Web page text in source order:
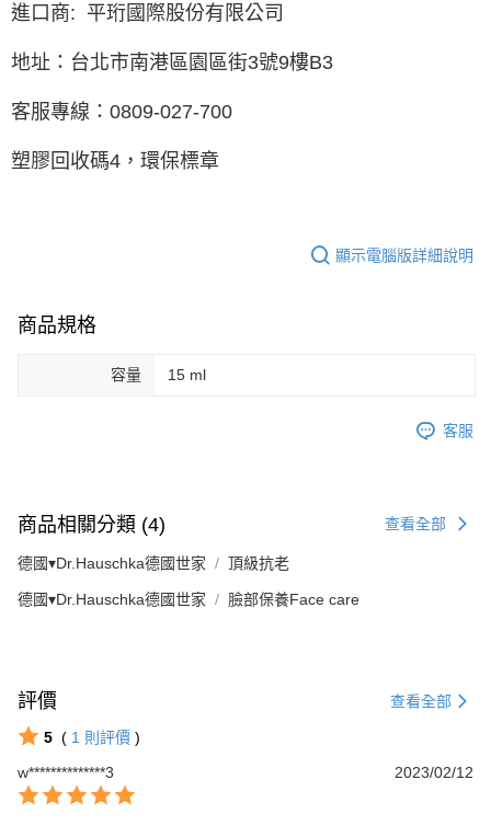
進口商: 平珩國際股份有限公司
地址： 台北市南港區園區街3號9樓B3
客服專線：0809-027-700
塑膠回收碼4，環保標章
顯示電腦版詳細說明
商品規格
容量 15 ml
客服
商品相關分類 (4) 查看全部
德國▾Dr.Hauschka德國世家 頂級抗老
德國▾Dr.Hauschka德國世家 臉部保養Face care
評價 查看全部
5 ( 1 則評價 )
w**************3
2023/02/12